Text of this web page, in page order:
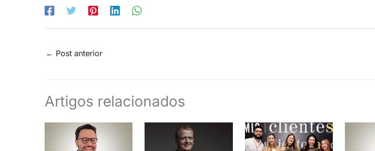
← Post anterior
Artigos relacionados